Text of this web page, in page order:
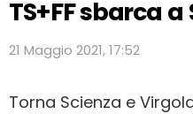
TS+FF sbarca
21 Maggio 2021, 17:52
Torna Scienza e